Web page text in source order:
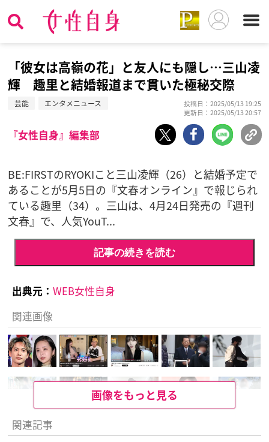
「彼女は高嶺の花」と友人にも隠し…三山凌
輝 趣里と結婚報道まで貫いた極秘交際
芸能 エンタメニュース
投稿日：2025/05/13 19:25
更新日：2025/05/13 20:57
『女性自身』編集部
BE:FIRSTのRYOKIこと三山凌輝（26）と結婚予定で
あることが5月5日の『文春オンライン』で報じられ
ている趣里（34）。三山は、4月24日発売の『週刊
文春』で、人気YouT...
記事の続きを読む
出典元： WEB女性自身
関連画像
画像をもっと見る
関連記事